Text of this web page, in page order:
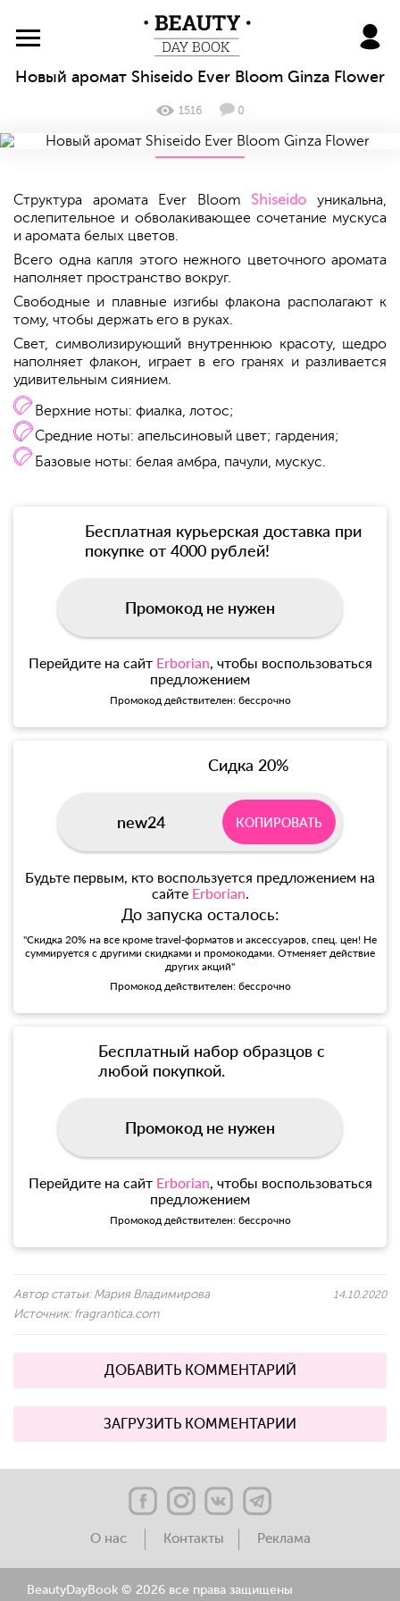
BeautyDayBook
Новый аромат Shiseido Ever Bloom Ginza Flower
1516 0
Структура аромата Ever Bloom Shiseido уникальна,
ослепительное и обволакивающее сочетание мускуса
и аромата белых цветов.
Всего одна капля этого нежного цветочного аромата
наполняет пространство вокруг.
Свободные и плавные изгибы флакона располагают к
тому, чтобы держать его в руках.
Свет, символизирующий внутреннюю красоту, щедро
наполняет флакон, играет в его гранях и разливается
удивительным сиянием.
Верхние ноты: фиалка, лотос;
Средние ноты: апельсиновый цвет; гардения;
Базовые ноты: белая амбра, пачули, мускус.
Бесплатная курьерская доставка при
покупке от 4000 рублей!
Промокод не нужен
Перейдите на сайт Erborian, чтобы воспользоваться
предложением
Промокод действителен: бессрочно
Сидка 20%
new24 КОПИРОВАТЬ
Будьте первым, кто воспользуется предложением на
сайте Erborian.
До запуска осталось:
"Скидка 20% на все кроме travel-форматов и аксессуаров, спец. цен! Не
суммируется с другими скидками и промокодами. Отменяет действие
других акций"
Промокод действителен: бессрочно
Бесплатный набор образцов с
любой покупкой.
Промокод не нужен
Перейдите на сайт Erborian, чтобы воспользоваться
предложением
Промокод действителен: бессрочно
Автор статьи: Мария Владимирова
Источник: fragrantica.com
14.10.2020
ДОБАВИТЬ КОММЕНТАРИЙ
ЗАГРУЗИТЬ КОММЕНТАРИИ
О нас Контакты Реклама
BeautyDayBook © 2026 все права защищены